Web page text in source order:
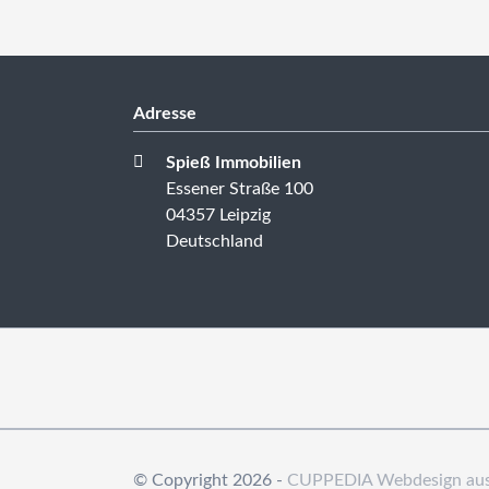
Adresse
Spieß Immobilien
Essener Straße 100
04357 Leipzig
Deutschland
© Copyright 2026 - CUPPEDIA Webdesign